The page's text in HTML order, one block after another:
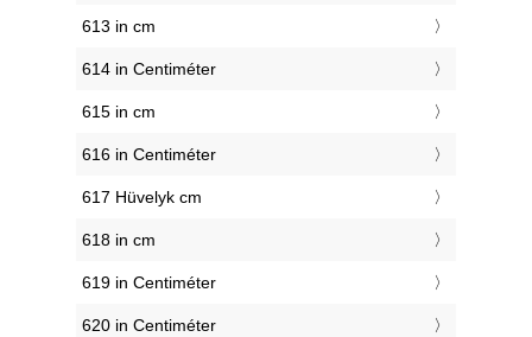
613 in cm
614 in Centiméter
615 in cm
616 in Centiméter
617 Hüvelyk cm
618 in cm
619 in Centiméter
620 in Centiméter